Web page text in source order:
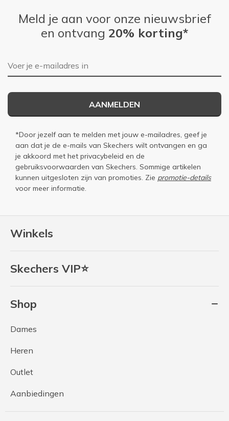
Winkels
Skechers VIP⭐
Shop
Dames
Heren
Outlet
Aanbiedingen
Meld je aan voor onze nieuwsbrief
en ontvang 20% korting*
E-mailadres
AANMELDEN
*Door jezelf aan te melden met jouw e-mailadres, geef je
aan dat je de e-mails van Skechers wilt ontvangen en ga
je akkoord met het privacybeleid en de
gebruiksvoorwaarden van Skechers. Sommige artikelen
kunnen uitgesloten zijn van promoties. Zie promotie-details
voor meer informatie.